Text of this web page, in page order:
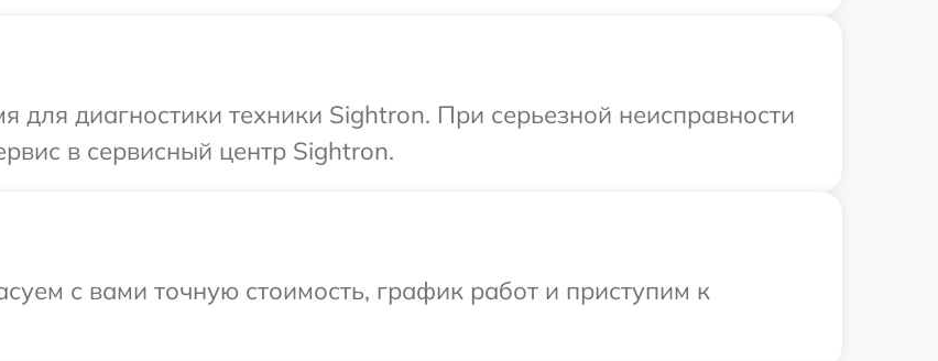
для диагностики техники Sightron. При серьезной неисправности
в сервисный центр Sightron.
с вами точную стоимость, график работ и приступим к